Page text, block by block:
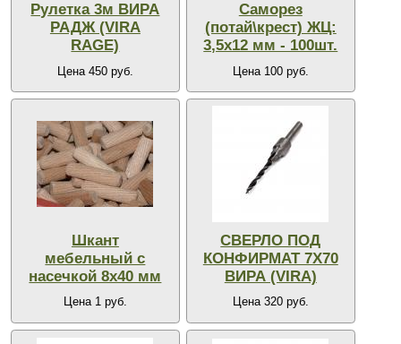
Рулетка 3м ВИРА
РАДЖ (VIRA
RAGE)
Цена 450 руб.
Саморез
(потай\крест) ЖЦ:
3,5х12 мм - 100шт.
Цена 100 руб.
Шкант
мебельный с
насечкой 8х40 мм
Цена 1 руб.
СВЕРЛО ПОД
КОНФИРМАТ 7Х70
ВИРА (VIRA)
Цена 320 руб.